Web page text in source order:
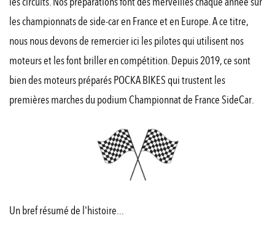
les championnats de side-car en France et en Europe. A ce titre,
nous nous devons de remercier ici les pilotes qui utilisent nos
moteurs et les font briller en compétition. Depuis 2019, ce sont
bien des moteurs préparés POCKA BIKES qui trustent les
premières marches du podium Championnat de France SideCar.
Un bref résumé de l'histoire...